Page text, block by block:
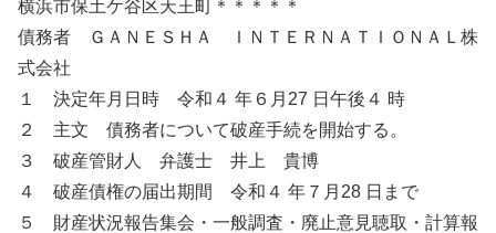
横浜市保土ケ谷区天王町＊＊＊＊＊
債務者 ＧＡＮＥＳＨＡ ＩＮＴＥＲＮＡＴＩＯＮＡＬ株
式会社
１ 決定年月日時 令和４ 年６月27 日午後４ 時
２ 主文 債務者について破産手続を開始する。
３ 破産管財人 弁護士 井上 貴博
４ 破産債権の届出期間 令和４ 年７月28 日まで
５ 財産状況報告集会・一般調査・廃止意見聴取・計算報